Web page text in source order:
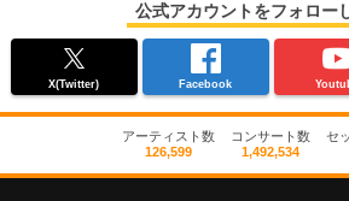
公式アカウントをフォロー
X(Twitter) Facebook
アーティスト数
126,599
コンサート数
1,492,534
セ